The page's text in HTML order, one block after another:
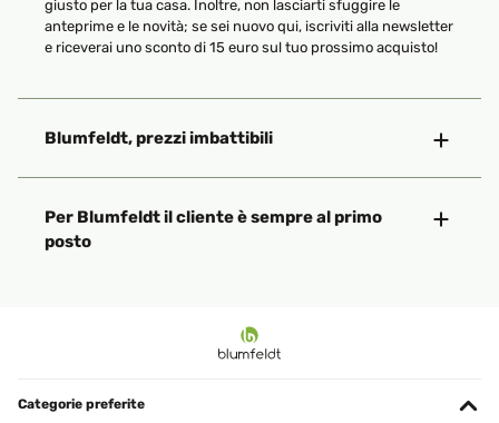
giusto per la tua casa. Inoltre, non lasciarti sfuggire le
anteprime e le novità; se sei nuovo qui, iscriviti alla newsletter
e riceverai uno sconto di 15 euro sul tuo prossimo acquisto!
Categorie preferite